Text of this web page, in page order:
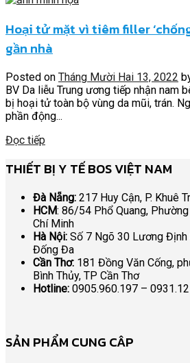
Hoại tử mặt vì tiêm filler
gần nhà
Posted on Tháng Mười Hai 13, 2022
BV Da liễu Trung ương tiếp nhận nam
bị hoại tử toàn bộ vùng da mũi, trán.
phần động...
Đọc tiếp
THIẾT BỊ Y TẾ BOS VIỆT NAM
Đà Nẵng: 217 Huy Cận, P. Khuê
HCM: 86/54 Phổ Quang, Phường
Chí Minh
Hà Nội: Số 7 Ngõ 30 Lương Định
Đống Đa
Cần Thơ: 181 Đồng Văn Cống,
Bình Thủy, TP Cần Thơ
Hotline: 0905.960.197 –
SẢN PHẨM CUNG CÂP